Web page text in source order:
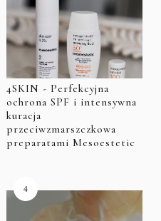
4SKIN - Perfekcyjna
ochrona SPF i intensywna
kuracja
przeciwzmarszczkowa
preparatami Mesoestetic